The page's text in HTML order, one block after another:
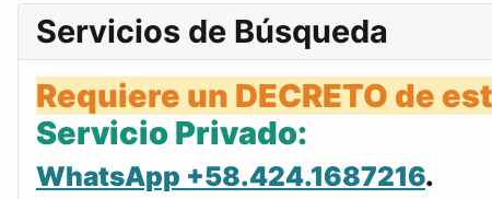
Servicios de Búsqueda
Requiere un DECRETO de
Servicio Privado:
WhatsApp +58.424.1687216.